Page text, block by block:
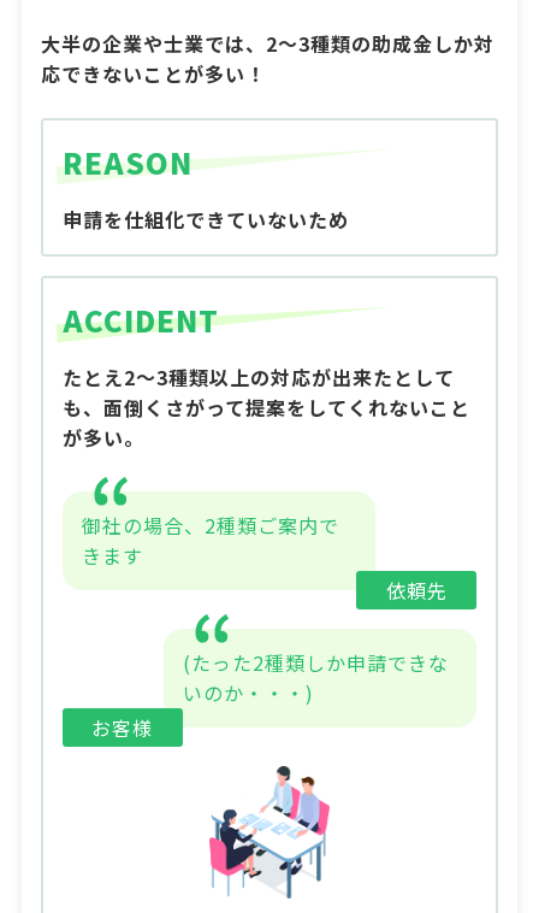
大半の企業や士業では、2～3種類の助成金しか対
応できないことが多い！
REASON
申請を仕組化できていないため
ACCIDENT
たとえ2～3種類以上の対応が出来たとして
も、面倒くさがって提案をしてくれないこと
が多い。
依頼先
御社の場合、2種類ご案内で
きます
お客様
(たった2種類しか申請できな
いのか・・・)